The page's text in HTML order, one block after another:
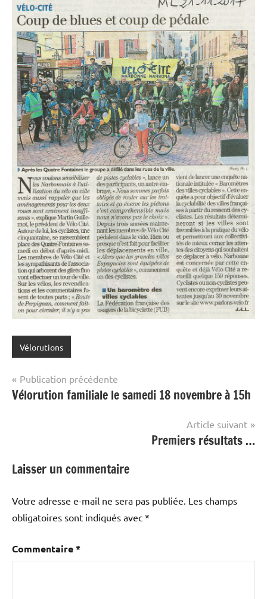
Vélorutions
Navigation
de
Publication précédente
Vélorution familiale le samedi 18 novembre à 15h
Article suivant
Premiers résultats …
Laisser un commentaire
Votre adresse e-mail ne sera pas publiée. Les champs
obligatoires sont indiqués avec *
Commentaire*